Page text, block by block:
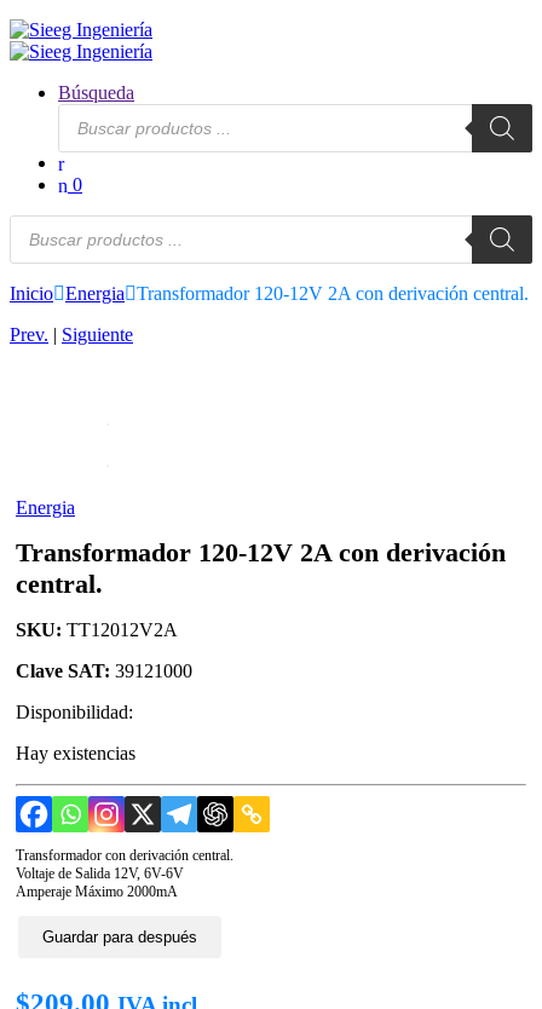
Búsqueda
Búsqueda
productos
0
Búsqueda
productos
Inicio Energia
Transformador 120-12V 2A con derivación central.
Prev. | Siguiente
Energia
Transformador 120-12V 2A con derivación
central.
SKU: TT12012V2A
Clave SAT: 39121000
Disponibilidad:
Hay existencias
Transformador con derivación central.
Voltaje de Salida 12V, 6V-6V
Amperaje Máximo 2000mA
Guardar para después